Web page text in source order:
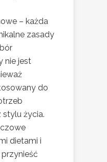
– każda
zasady
nie jest
do
życia.
dietami i